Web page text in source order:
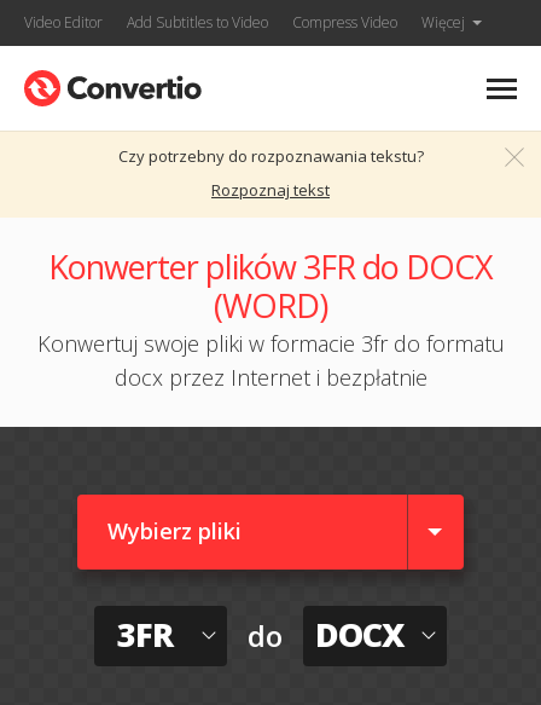
Video Editor Add Subtitles to Video Compress Video Więcej
Czy potrzebny do rozpoznawania tekstu?
Rozpoznaj tekst
Konwerter plików 3FR do DOCX
(WORD)
Konwertuj swoje pliki w formacie 3fr do formatu
docx przez Internet i bezpłatnie
Wybierz pliki
3FR do DOCX